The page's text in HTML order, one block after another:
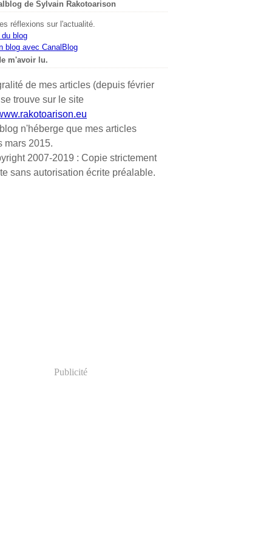
de Sylvain Rakotoarison
réflexions sur l'actualité.
blog
blog avec CanalBlog
m'avoir lu.
de mes articles (depuis février
trouve sur le site
n'héberge que mes articles
mars 2015.
2007-2019 : Copie strictement
sans autorisation écrite préalable.
Publicité